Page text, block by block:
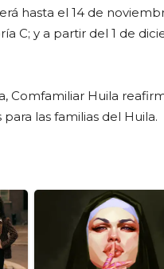
hasta el 14 de
C; y a partir del 1 de
Comfamiliar Huila
las familias del Huila.